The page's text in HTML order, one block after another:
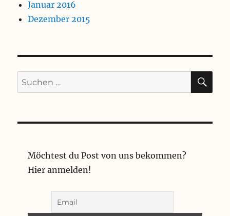
Januar 2016
Dezember 2015
Suchen
nach:
Möchtest du Post von uns bekommen?
Hier anmelden!